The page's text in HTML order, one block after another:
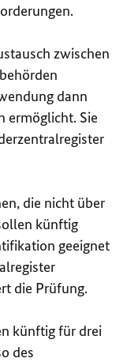
zwischen
dann
ermöglicht. Sie
die nicht über
künftig
geeignet
die Prüfung.
künftig für drei
des